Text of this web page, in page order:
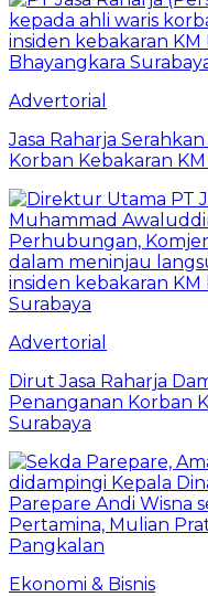
Advertorial
Jasa Raharja
Korban Kebakaran KM
Advertorial
Dirut Jasa Raharja
Penanganan Korban
Surabaya
Ekonomi & Bisnis